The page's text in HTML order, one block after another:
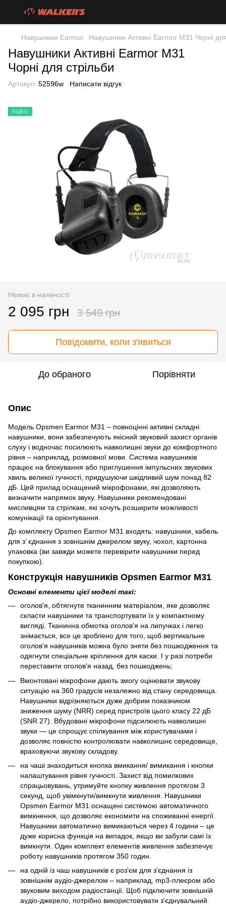
Навушники Earmor Навушники Активні Earmor M31 Чорні
Навушники Активні Earmor M31
Чорні для стрільби
Артикул: 52596w Написати відгук
ВІДЕО
Немає в наявності
2 095 грн 3 549 грн
Повідомити, коли з'явиться
До обраного Порівняти
Опис
Модель Opsmen Earmor M31 – повноцінні активні складні
навушники, вони забезпечують якісний звуковий захист органів
слуху і водночас посилюють навколишні звуки до комфортного
рівня – наприклад, розмовної мови. Система навушників
працює на блокування або приглушення імпульсних звукових
хвиль великої гучності, придушуючи шкідливий шум понад 82
дБ. Цей прилад оснащений мікрофонами, які дозволяють
визначити напрямок звуку. Навушники рекомендовані
мисливцям та стрілкам, які хочуть розширити можливості
комунікації та орієнтування.
До комплекту Opsmen Earmor M31 входять: навушники, кабель
для з’ єднання з зовнішнім джерелом звуку, чохол, картонна
упаковка (ви завжди можете перевірити навушники перед
покупкою).
Конструкція навушників Opsmen Earmor M31
Основні елементи цієї моделі такі:
оголов'я, обтягнуте тканинним матеріалом, яке дозволяє
скласти навушники та транспортувати їх у компактному
вигляді. Тканинна обмотка оголов'я на липучках і легко
знімається, все це зроблено для того, щоб вертикальне
оголов'я навушників можна було зняти без пошкодження та
одягнути спеціальне кріплення для каски. І у разі потреби
переставити оголов'я назад, без пошкоджень;
Вмонтовані мікрофони дають змогу оцінювати звукову
ситуацію на 360 градусів незалежно від стану середовища.
Навушники відрізняються дуже добрим показником
зниження шуму (NRR) серед пристроїв цього класу 22 дБ
(SNR 27). Вбудовані мікрофони підсилюють навколишні
звуки — це спрощує спілкування між користувачами і
дозволяє повністю контролювати навколишнє середовище,
враховуючи звукову складову.
на чаші знаходиться кнопка вмикання/ вимикання і кнопки
налаштування рівня гучності. Захист від помилкових
спрацьовувань, утримуйте кнопку живлення протягом 3
секунд, щоб увімкнути/вимкнути живлення. Навушники
Opsmen Earmor M31 оснащені системою автоматичного
вимкнення, що дозволяє економити на споживанні енергії.
Навушники автоматично вимикаються через 4 години – це
дуже корисна функція на випадок, якщо ви забули самі їх
вимкнути. Один комплект елементів живлення забезпечує
роботу навушників протягом 350 годин.
на одній із чаш навушників є роз'єм для з'єднання із
зовнішнім аудіо-джерелом – наприклад, mp3-плеєром або
звуковим виходом радіостанції. Щоб підключити зовнішній
аудіо-джерело, потрібно використовувати з'єднувальний